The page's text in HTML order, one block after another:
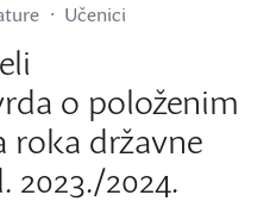
Učenici
o položenim
roka državne
2023./2024.